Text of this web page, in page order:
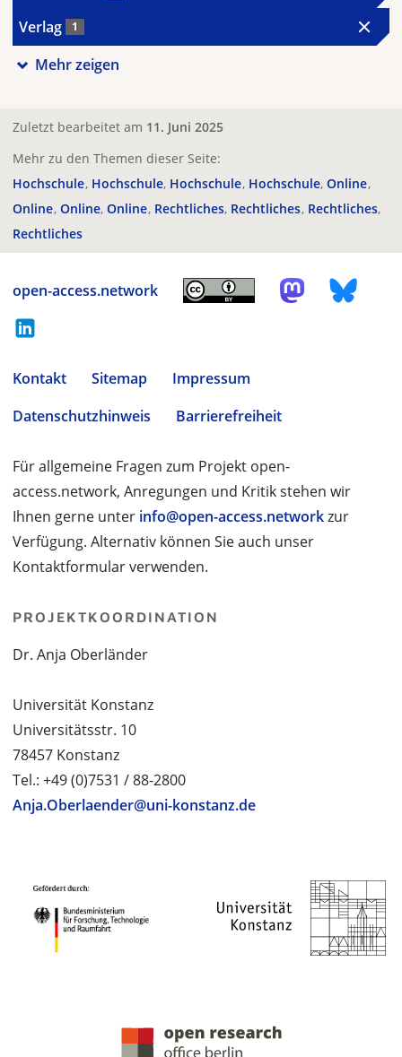
Verlag 1
Mehr zeigen
Zuletzt bearbeitet am 11. Juni 2025
Mehr zu den Themen dieser Seite:
Hochschule Hochschule Hochschule Hochschule Online
Online Online Online Rechtliches Rechtliches Rechtliches
Rechtliches
open-access.network
Kontakt Sitemap
Impressum
Datenschutzhinweis
Barrierefreiheit
Für allgemeine Fragen zum Projekt open-
access.network, Anregungen und Kritik stehen wir
Ihnen gerne unter info@open-access.networkzur
Verfügung. Alternativ können Sie auch unser
Kontaktformular verwenden.
PROJEKTKOORDINATION
Dr. Anja Oberländer
Universität Konstanz
Universitätsstr. 10
78457 Konstanz
Tel.: +49 (0)7531 / 88-2800
Anja.Oberlaender@uni-konstanz.de